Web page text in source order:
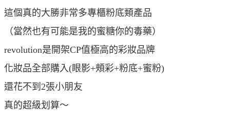
這個真的大勝非常多專櫃粉底類產品
（當然也有可能是我的蜜糖你的毒藥）
revolution是開架CP值極高的彩妝品牌
化妝品全部購入(眼影+頰彩+粉底+蜜粉)
還花不到2張小朋友
真的超級划算～